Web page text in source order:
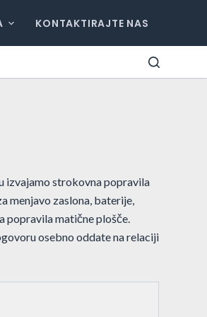
KONTAKTIRAJTE NAS
izvajamo strokovna popravila
menjavo zaslona, baterije,
popravila matične plošče.
osebno oddate na relaciji